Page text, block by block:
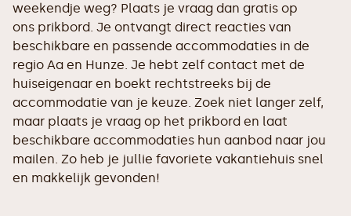
weekendje weg? Plaats je vraag dan gratis op
ons prikbord. Je ontvangt direct reacties van
beschikbare en passende accommodaties in de
regio Aa en Hunze. Je hebt zelf contact met de
huiseigenaar en boekt rechtstreeks bij de
accommodatie van je keuze. Zoek niet langer zelf,
maar plaats je vraag op het prikbord en laat
beschikbare accommodaties hun aanbod naar jou
mailen. Zo heb je jullie favoriete vakantiehuis snel
en makkelijk gevonden!